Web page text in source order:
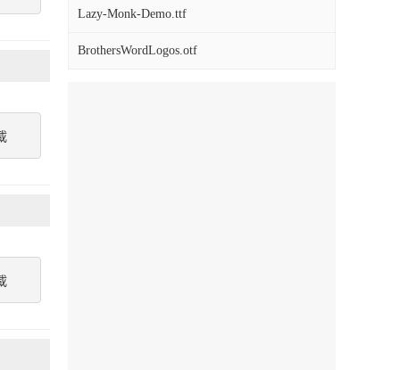
Lazy-Monk-Demo.ttf
BrothersWordLogos.otf